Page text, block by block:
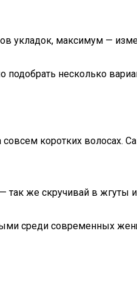
укладок, максимум —
несколько
коротких волосах.
же скручивай в жгуты
среди современных